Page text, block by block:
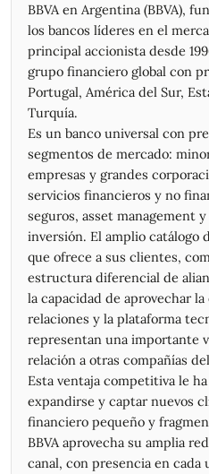
07/07/2026
20,57
06/07/2026
19,51
03/07/2026
19,69
02/07/2026
19,69
01/07/2026
19,70
30/06/2026
20,34
26/06/2026
25/06/2026
19,44
20,49
23/06/2026
20,31 20,96
22/06/2026
21,32 22,21
19/06/2026
21,30
18/06/2026
21,30
17/06/2026
20,93
16/06/2026
20,60
15/06/2026
20,80 20,98
12/06/2026
20,27
11/06/2026
17,97
10/06/2026
17,75
09/06/2026
17,43 18,59
08/06/2026
17,84
BBVA en Argentina (BBVA),
los bancos líderes en el
principal accionista desde
grupo financiero global con
Portugal, América del Sur,
Turquía.
Es un banco universal con
segmentos de mercado:
empresas y grandes
servicios financieros y no
seguros, asset management
inversión. El amplio catálogo
que ofrece a sus clientes,
estructura diferencial de
la capacidad de aprovechar
relaciones y la plataforma
representan una importante
relación a otras compañías
Esta ventaja competitiva le
expandirse y captar nuevos
financiero pequeño y
BBVA aprovecha su amplia
canal, con presencia en cada